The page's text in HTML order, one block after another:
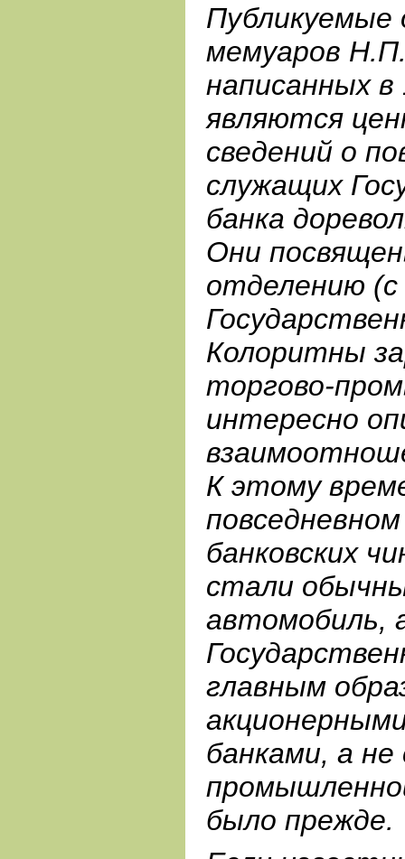
Публикуемые
мемуаров
написанных в
являются
cведений о
служащих
банка
Они
отделению (с
Колоритны
торгово-
интересно
К этому
банковских
стали
автомобиль,
главным
банками, а
было прежде.